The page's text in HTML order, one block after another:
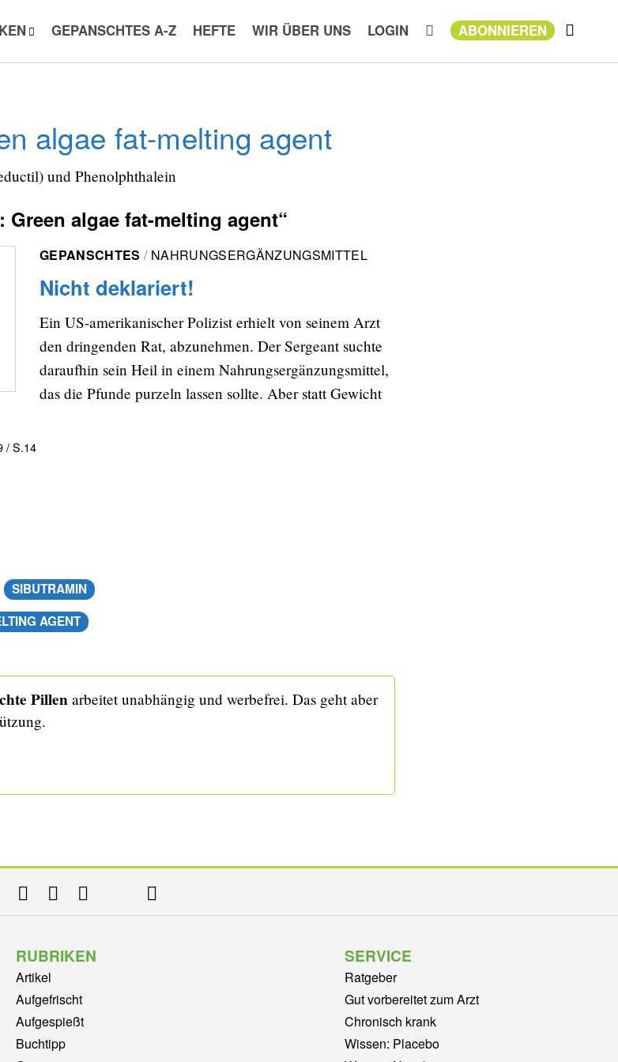
GEPANSCHTES A-Z HEFTE WIR ÜBER UNS LOGIN ABONNIEREN
algae fat-melting agent
und Phenolphthalein
Green algae fat-melting agent“
GEPANSCHTES NAHRUNGSERGÄNZUNGSMITTEL
Nicht deklariert!
Ein US-amerikanischer Polizist erhielt von seinem Arzt
den dringenden Rat, abzunehmen. Der Sergeant suchte
daraufhin sein Heil in einem Nahrungsergänzungsmittel,
das die Pfunde purzeln lassen sollte. Aber statt Gewicht
/ S.14
SIBUTRAMIN
AGENT
Pillen arbeitet unabhängig und werbefrei. Das geht aber
RUBRIKEN
Artikel
Aufgefrischt
Aufgespießt
Buchtipp
SERVICE
Ratgeber
Gut vorbereitet zum Arzt
Chronisch krank
Wissen: Placebo